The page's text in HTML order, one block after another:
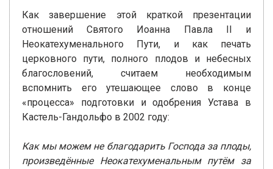
Как завершение этой краткой презентации
отношений Святого Иоанна Павла II и
Неокатехуменального Пути, и как печать
церковного пути, полного плодов и небесных
благословений, считаем необходимым
вспомнить его утешающее слово в конце
«процесса» подготовки и одобрения Устава в
Кастель-Гандольфо в 2002 году:
Как мы можем не благодарить Господа за плоды,
произведённые Неокатехуменальным путём за